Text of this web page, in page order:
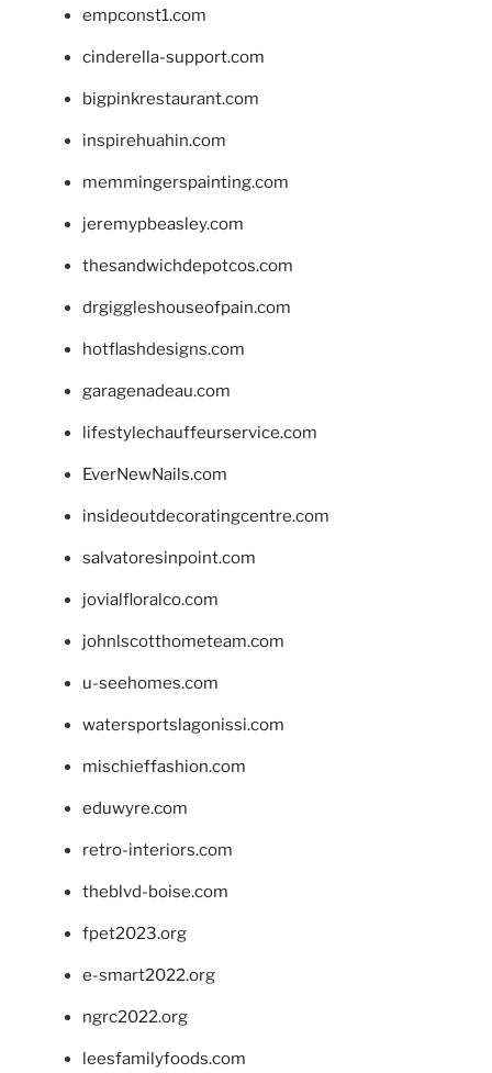
empconst1.com
cinderella-support.com
bigpinkrestaurant.com
inspirehuahin.com
memmingerspainting.com
jeremypbeasley.com
thesandwichdepotcos.com
drgiggleshouseofpain.com
hotflashdesigns.com
garagenadeau.com
lifestylechauffeurservice.com
EverNewNails.com
insideoutdecoratingcentre.com
salvatoresinpoint.com
jovialfloralco.com
johnlscotthometeam.com
u-seehomes.com
watersportslagonissi.com
mischieffashion.com
eduwyre.com
retro-interiors.com
theblvd-boise.com
fpet2023.org
e-smart2022.org
ngrc2022.org
leesfamilyfoods.com